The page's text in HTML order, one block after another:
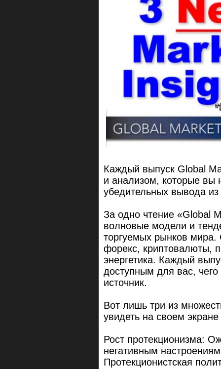
Каждый выпуск Global
и анализом, которые вы
убедительных вывода
За одно чтение «Global
волновые модели и
торгуемых рынков
форекс, криптовалюты,
энергетика. Каждый
доступным для вас,
источник.
Вот лишь три из
увидеть на своем
Рост протекционизма:
негативным
Протекционистская